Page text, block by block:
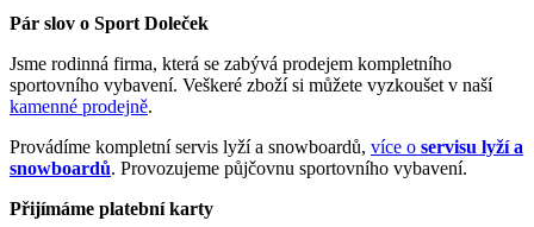
Pár slov o Sport Doleček
Jsme rodinná firma, která se zabývá prodejem kompletního
sportovního vybavení. Veškeré zboží si můžete vyzkoušet v naší
kamenné prodejně.
Provádíme kompletní servis lyží a snowboardů, více o servisu lyží a
snowboardů. Provozujeme půjčovnu sportovního vybavení.
Přijímáme platební karty